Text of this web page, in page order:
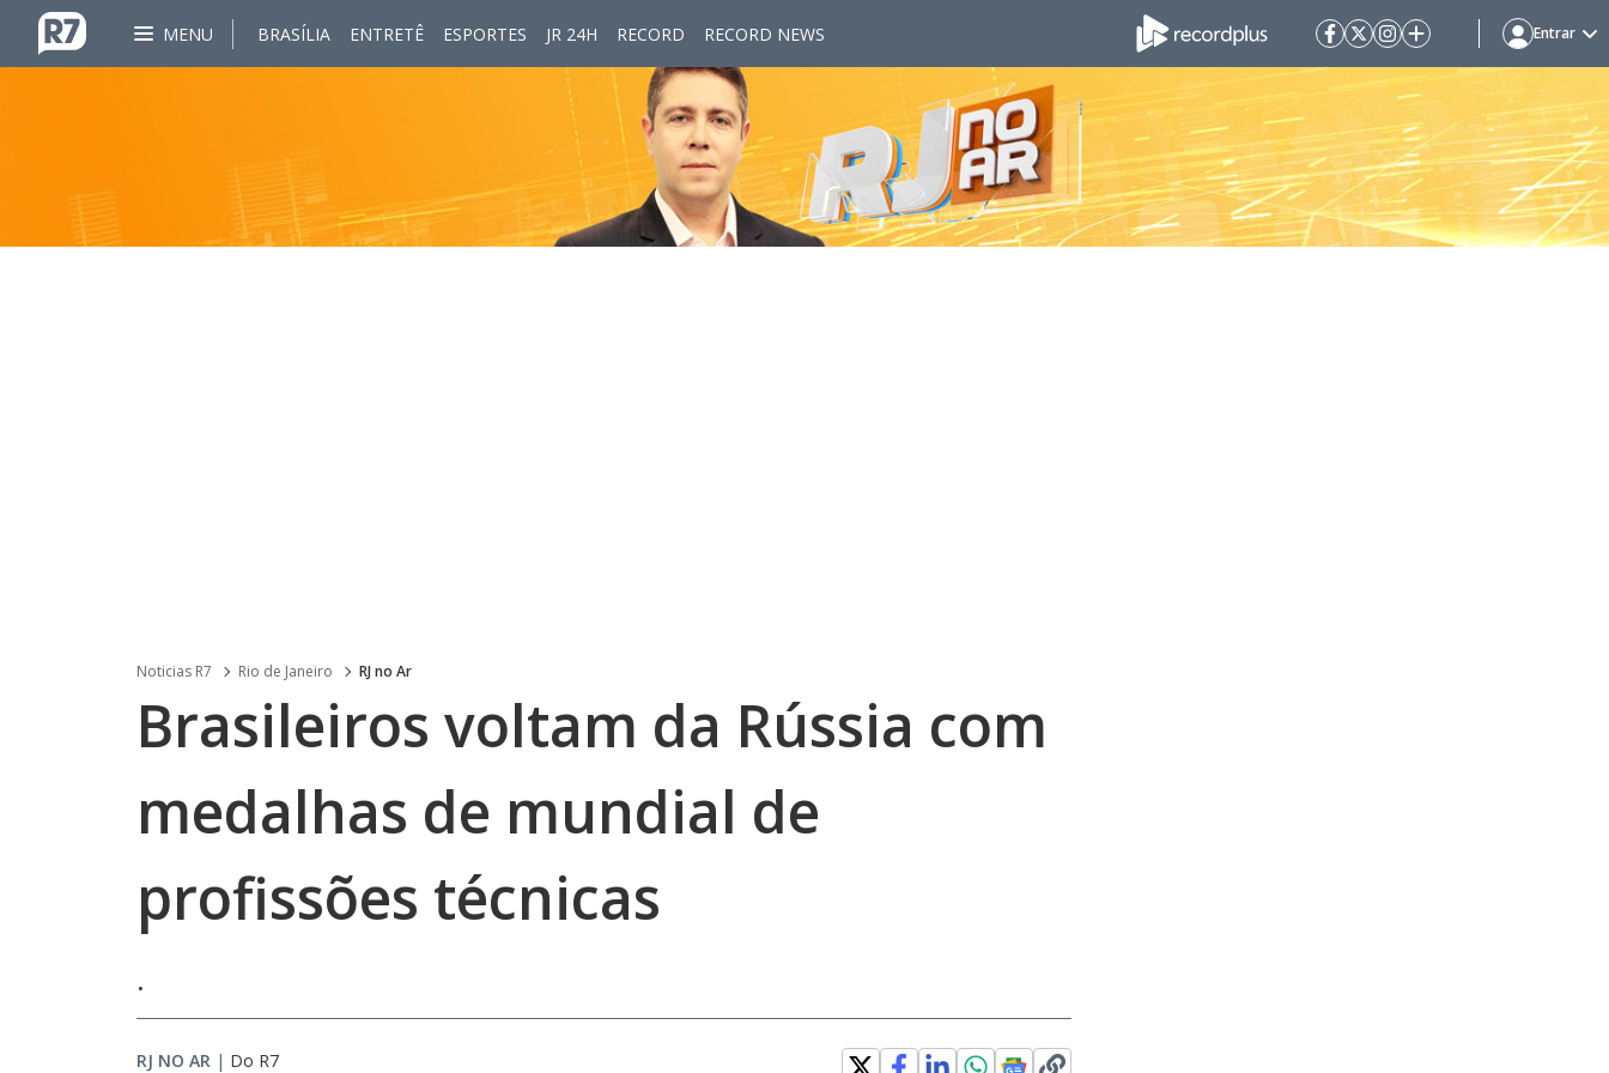
MENU BRASÍLIA ENTRETÊ ESPORTES JR 24H RECORD RECORD NEWS Entrar
Noticias R7 Rio de Janeiro RJ no Ar
Brasileiros voltam da Rússia com
medalhas de mundial de
profissões técnicas
.
RJ NO AR | Do R7